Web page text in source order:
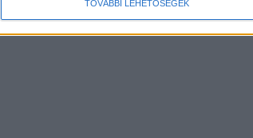
TOVÁBBI LEHETŐSÉGEK